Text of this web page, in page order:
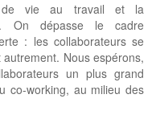
de vie au travail et la
On dépasse le cadre
: les collaborateurs se
Nous espérons,
un plus grand
co-working, au milieu des